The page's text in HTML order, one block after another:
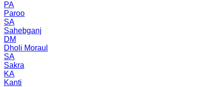
PA
Paroo
SA
Sahebganj
DM
Dholi Moraul
SA
Sakra
KA
Kanti